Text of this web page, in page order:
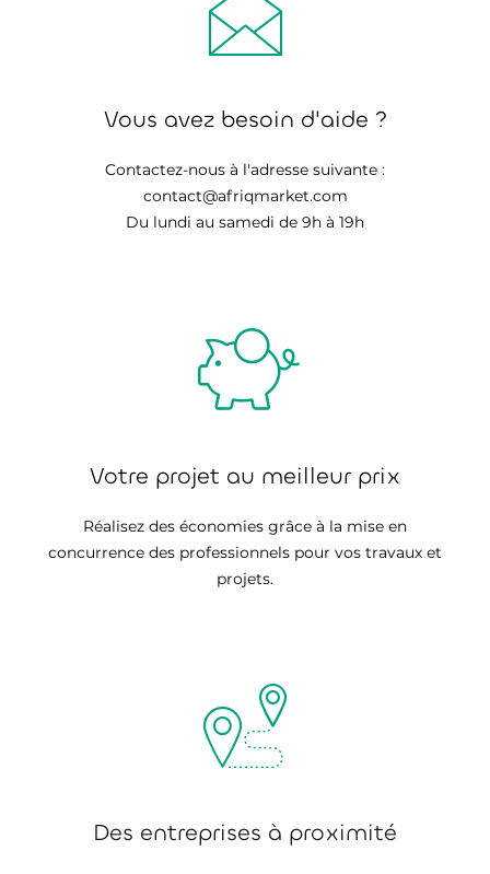
Vous avez besoin d'aide ?
Contactez-nous à l'adresse suivante :
contact@afriqmarket.com
Du lundi au samedi de 9h à 19h
Votre projet au meilleur prix
Réalisez des économies grâce à la mise en
concurrence des professionnels pour vos travaux et
projets.
Des entreprises à proximité